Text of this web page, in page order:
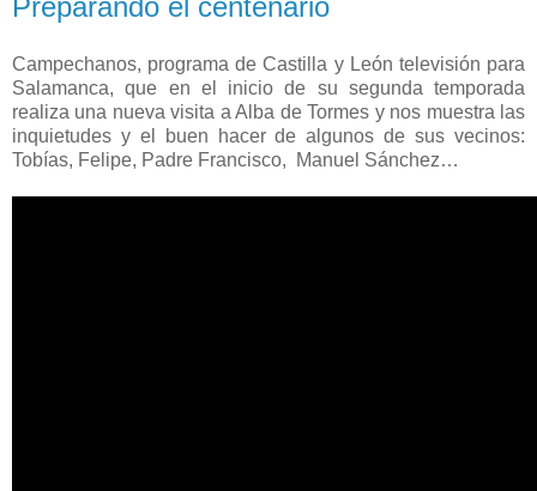
Preparando el centenario
Campechanos, programa de Castilla y León televisión para
Salamanca, que en el inicio de su segunda temporada
realiza una nueva visita a Alba de Tormes y nos muestra las
inquietudes y el buen hacer de algunos de sus vecinos:
Tobías, Felipe, Padre Francisco, Manuel Sánchez…